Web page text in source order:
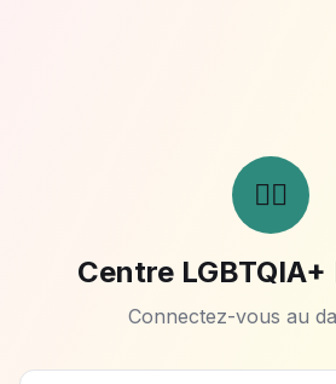
🏳️‍🌈
Centre
Connectez-vous au